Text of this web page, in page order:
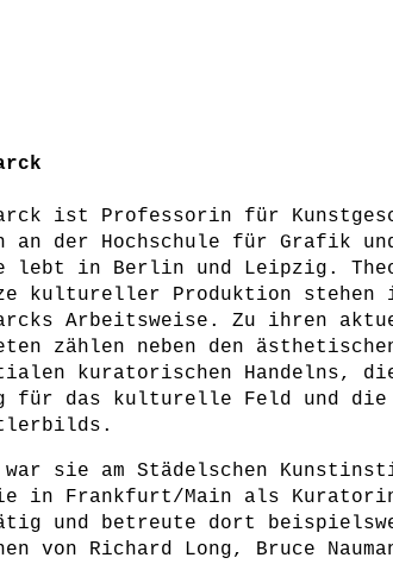
ist Professorin für
an der Hochschule für Grafik
lebt in Berlin und Leipzig.
kultureller Produktion stehen
Arbeitsweise. Zu ihren
zählen neben den
kuratorischen Handelns, die
für das kulturelle Feld und die
war sie am Städelschen
in Frankfurt/Main als
und betreute dort
von Richard Long, Bruce